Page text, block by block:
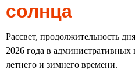
солнца
Рассвет, продолжительность
2026 года в административных
летнего и зимнего времени.